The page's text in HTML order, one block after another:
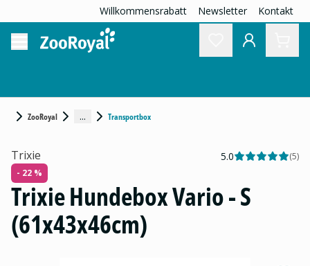
Willkommensrabatt Newsletter Kontakt
ZooRoyal ... Transportbox
Trixie 5.0 (5)
- 22 %
Trixie Hundebox Vario - S
(61x43x46cm)